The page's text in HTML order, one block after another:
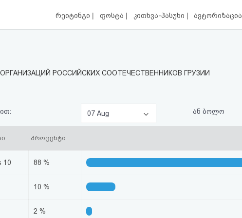
რეიტინგი | ფოსტა | კითხვა-პასუხი | ავტორიზაცია
РОССИЙСКИХ СООТЕЧЕСТВЕННИКОВ ГРУЗИИ
07 Aug ან ბოლო
პროცენტი
10 88 %
10 %
2 %